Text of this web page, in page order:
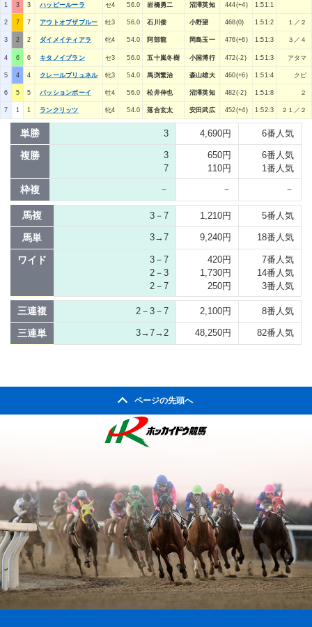
1 3 3 ハッピールーラ セ4 56.0 岩橋勇二 沼澤英知 444(+4) 1:51:1
2 7 7 アウトオブザブルー 牡3 56.0 石川倭 小野望 468(0) 1:51:2 １／２
3 2 2 ダイメイティアラ 牝4 54.0 阿部龍 岡島玉一 476(+6) 1:51:3 ３／４
4 6 6 キタノイブラン セ3 56.0 五十嵐冬樹 小国博行 472(-2) 1:51:3 アタマ
5 4 4 クレールプリュネル 牝3 54.0 馬渕繁治 森山雄大 460(+6) 1:51:4 クビ
6 5 5 パッションボーイ 牡4 56.0 松井伸也 沼澤英知 482(-2) 1:51:8 ２
7 1 1 ランクリッツ 牝4 54.0 落合玄太 安田武広 452(+4) 1:52:3 ２１／２
単勝 3 4,690円 6番人気
複勝
3
7
650円
110円
6番人気
1番人気
枠複 － － －
馬複 3－7 1,210円 5番人気
馬単 3→7 9,240円 18番人気
ワイド
3－7
2－3
2－7
420円
1,730円
250円
7番人気
14番人気
3番人気
三連複 2－3－7 2,100円 8番人気
三連単 3→7→2 48,250円 82番人気
ページの先頭へ